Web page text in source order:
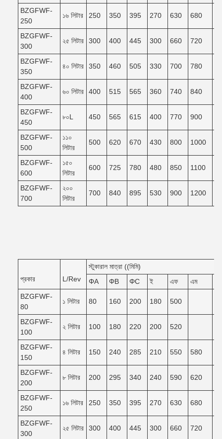
BZGFWF-
250
১৬ লিটার 250 350 395 270 630 680
BZGFWF-
300
২৫ লিটার 300 400 445 300 660 720
BZGFWF-
350
৪০ লিটার 350 460 505 330 700 780
BZGFWF-
400
৬০ লিটার 400 515 565 360 740 840
BZGFWF-
450
৮০L 450 565 615 400 770 900
BZGFWF-
500
১১০
লিটার
500 620 670 430 800 1000
BZGFWF-
600
১৫০
লিটার
600 725 780 480 850 1100
BZGFWF-
700
২০০
লিটার
700 840 895 530 900 1200
প্রকার L/Rev
স্টুকারাল মাত্রা ((মিমি)
ΦA
ΦB ΦC ই এফ এম
BZGFWF-
80
১ লিটার 80 160 200 180 500
BZGFWF-
100
২ লিটার 100 180 220 200 520
BZGFWF-
150
৪ লিটার 150 240 285 210 550 580
BZGFWF-
200
৮ লিটার 200 295 340 240 590 620
BZGFWF-
250
১৬ লিটার 250 350 395 270 630 680
BZGFWF-
300
২৫ লিটার 300 400 445 300 660 720